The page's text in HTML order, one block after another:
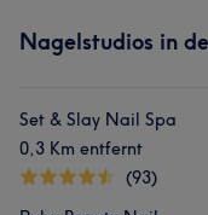
Nagelstudios in
Set & Slay Nail Spa
0,3 Km entfernt
(93)